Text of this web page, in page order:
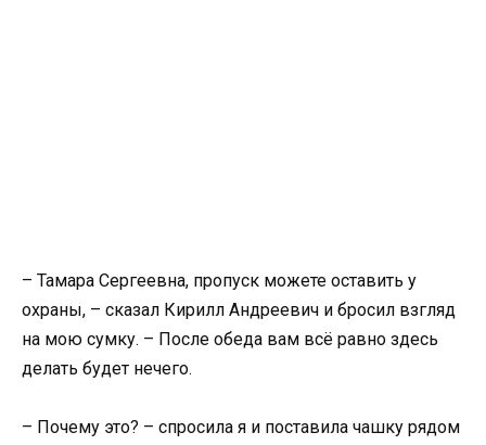
– Тамара Сергеевна, пропуск можете оставить у
охраны, – сказал Кирилл Андреевич и бросил взгляд
на мою сумку. – После обеда вам всё равно здесь
делать будет нечего.
– Почему это? – спросила я и поставила чашку рядом